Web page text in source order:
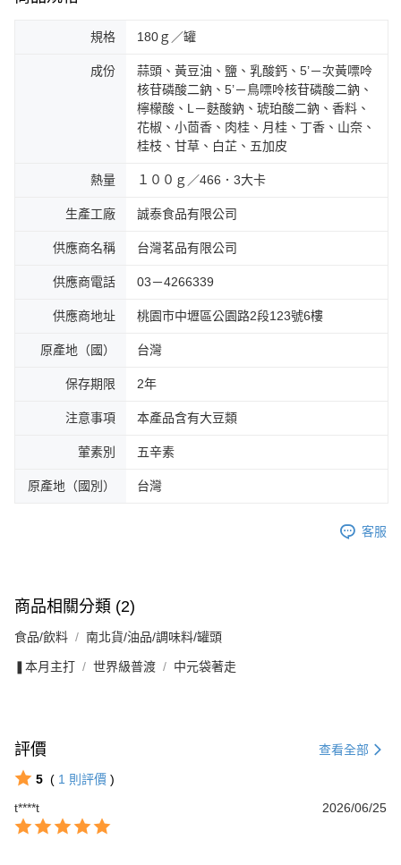
規格 180ｇ／罐
成份
蒜頭、黃豆油、鹽、乳酸鈣、5’－次黃嘌呤
核苷磷酸二鈉、5’－鳥嘌呤核苷磷酸二鈉、
檸檬酸、L－麩酸鈉、琥珀酸二鈉、香料、
花椒、小茴香、肉桂、月桂、丁香、山奈、
桂枝、甘草、白芷、五加皮
熱量 １００ｇ／466．3大卡
生產工廠 誠泰食品有限公司
供應商名稱 台灣茗品有限公司
供應商電話 03－4266339
供應商地址 桃園市中壢區公園路2段123號6樓
原產地（國） 台灣
保存期限 2年
注意事項 本產品含有大豆類
葷素別 五辛素
原產地（國別） 台灣
客服
商品相關分類 (2)
食品/飲料 南北貨/油品/調味料/罐頭
❚本月主打 世界級普渡 中元袋著走
評價 查看全部
5 ( 1 則評價 )
t****t
2026/06/25